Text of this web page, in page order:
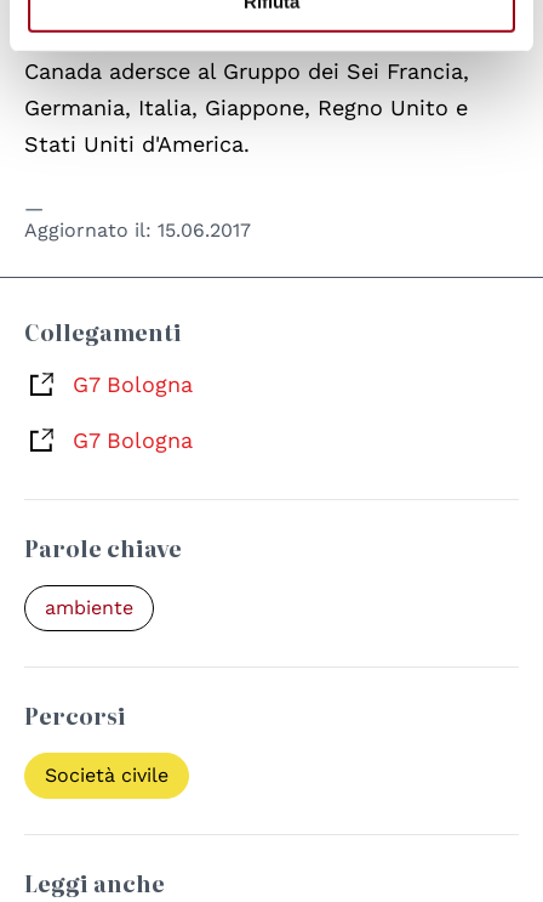
maggiori economie. Nasce nel 1975, quando il
Canada adersce al Gruppo dei Sei Francia,
Germania, Italia, Giappone, Regno Unito e
Stati Uniti d'America.
Aggiornato il: 15.06.2017
Collegamenti
G7 Bologna
G7 Bologna
Parole chiave
ambiente
Percorsi
Società civile
Leggi anche